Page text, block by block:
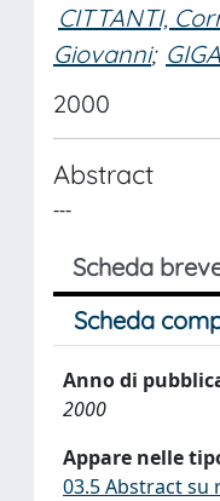
CITTANTI,
Giovanni;
2000
Abstract
---
Scheda
Scheda
Anno di
2000
Appare nelle
03.5 Abstract su